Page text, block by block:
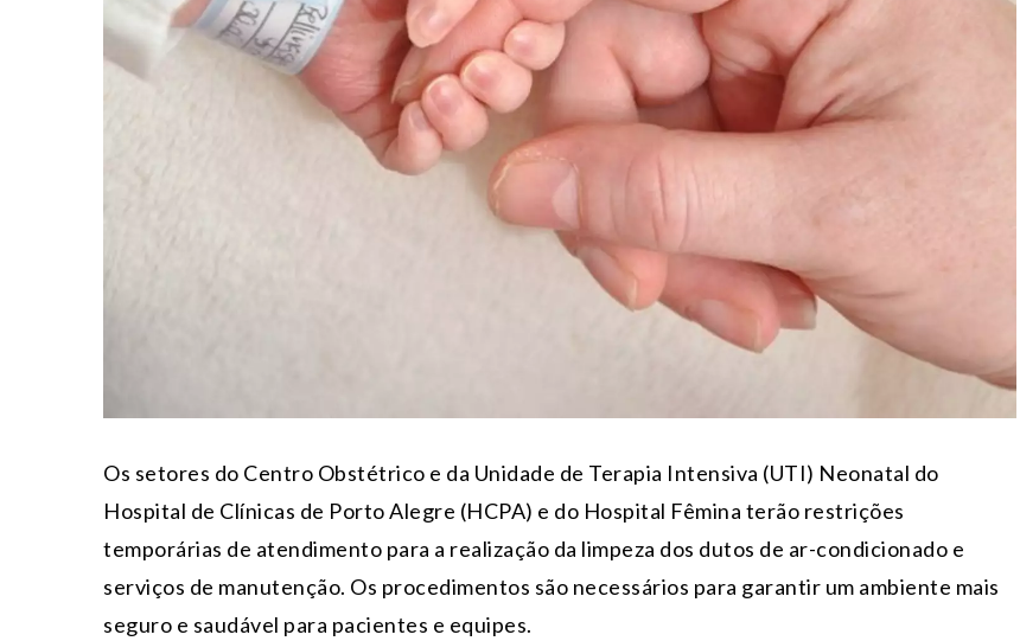
Os setores do Centro Obstétrico e da Unidade de Terapia Intensiva (UTI) Neonatal do
Hospital de Clínicas de Porto Alegre (HCPA) e do Hospital Fêmina terão restrições
temporárias de atendimento para a realização da limpeza dos dutos de ar-condicionado e
serviços de manutenção. Os procedimentos são necessários para garantir um ambiente mais
seguro e saudável para pacientes e equipes.